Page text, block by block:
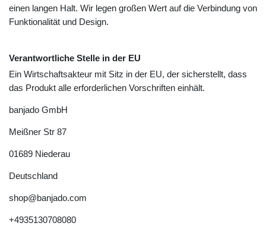
einen langen Halt. Wir legen großen Wert auf die Verbindung von
Funktionalität und Design.
Verantwortliche Stelle in der EU
Ein Wirtschaftsakteur mit Sitz in der EU, der sicherstellt, dass
das Produkt alle erforderlichen Vorschriften einhält.
banjado GmbH
Meißner Str 87
01689 Niederau
Deutschland
shop@banjado.com
+4935130708080